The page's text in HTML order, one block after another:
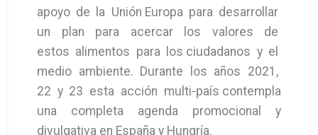
apoyo de la Unión Europa para desarrollar
un plan para acercar los valores de
estos alimentos para los ciudadanos y el
medio ambiente. Durante los años 2021,
22 y 23 esta acción multi‐país contempla
una completa agenda promocional y
divulgativa en España y Hungría.